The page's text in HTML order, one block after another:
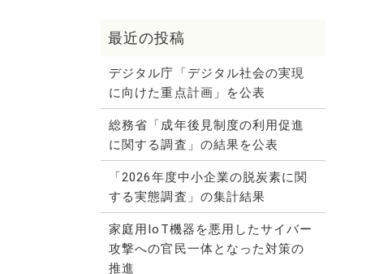
デジタル庁「デジタル社会の実現
に向けた重点計画」を公表
総務省「成年後見制度の利用促進
に関する調査」の結果を公表
「2026年度中小企業の脱炭素に関
する実態調査」の集計結果
家庭用IoT機器を悪用したサイバー
攻撃への官民一体となった対策の
推進